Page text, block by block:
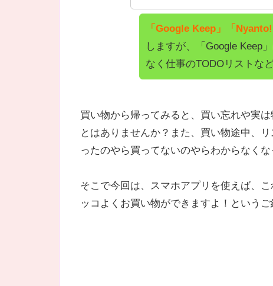
「Google Keep」「Nyanto!
しますが、「Google Keep
なく仕事のTODOリストな
買い物から帰ってみると、買い忘れや実
とはありませんか？また、買い物途中、
ったのやら買ってないのやらわからなく
そこで今回は、スマホアプリを使えば、
ッコよくお買い物ができますよ！というご